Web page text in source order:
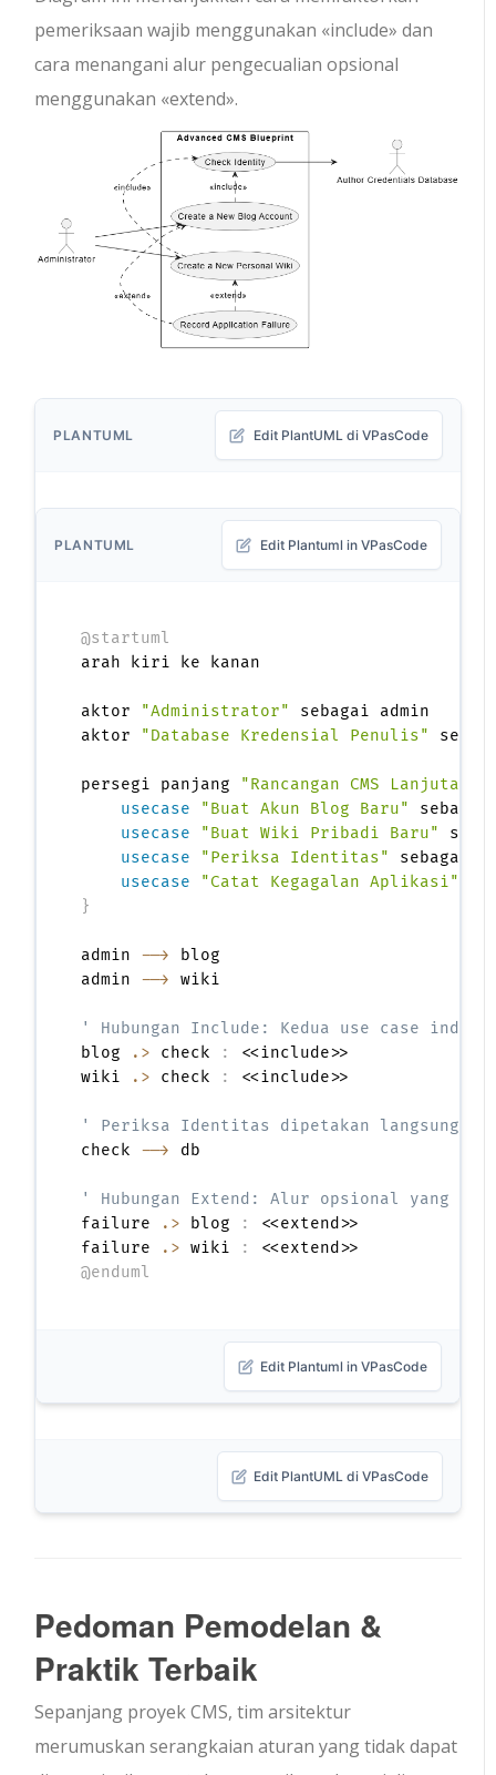
pemeriksaan wajib menggunakan «include» dan
cara menangani alur pengecualian opsional
menggunakan «extend».
PLANTUML Edit PlantUML di VPasCode
PLANTUML Edit Plantuml in VPasCode
@startuml
arah kiri ke kanan
aktor "Administrator"
sebagai admin
aktor
"Database Kredensial Penulis"
persegi panjang "Rancangan CMS Lanjutan"
usecase
"Buat Akun Blog Baru"
usecase
"Buat Wiki Pribadi Baru"
usecase
"Periksa Identitas"
sebagai
usecase
"Catat Kegagalan Aplikasi"
}
admin -->
blog
admin --> wiki
' Hubungan Include: Kedua use case induk
blog
.> check :
<<include>>
wiki
.> check : <<include>>
' Periksa Identitas dipetakan langsung
check --> db
' Hubungan Extend: Alur opsional yang
failure
.> blog :
<<extend>>
failure
.> wiki :
@enduml
Edit Plantuml in VPasCode
Edit PlantUML di VPasCode
Pedoman Pemodelan &
Praktik Terbaik
Sepanjang proyek CMS, tim arsitektur
merumuskan serangkaian aturan yang tidak dapat